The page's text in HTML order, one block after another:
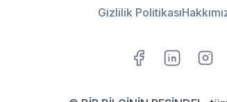
Gizlilik Politikası